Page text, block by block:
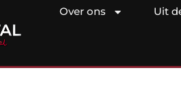
Over ons Uit